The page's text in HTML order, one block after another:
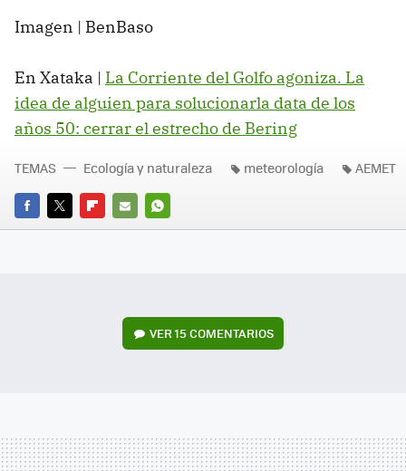
Imagen | BenBaso
En Xataka | La Corriente del Golfo agoniza. La
idea de alguien para solucionarla data de los
años 50: cerrar el estrecho de Bering
FACEBOOK
TWITTERFLIPBOARD
E-
WHATSAPP
TEMAS Ecología y naturaleza meteorología AEMET
VER15 COMENTARIOS